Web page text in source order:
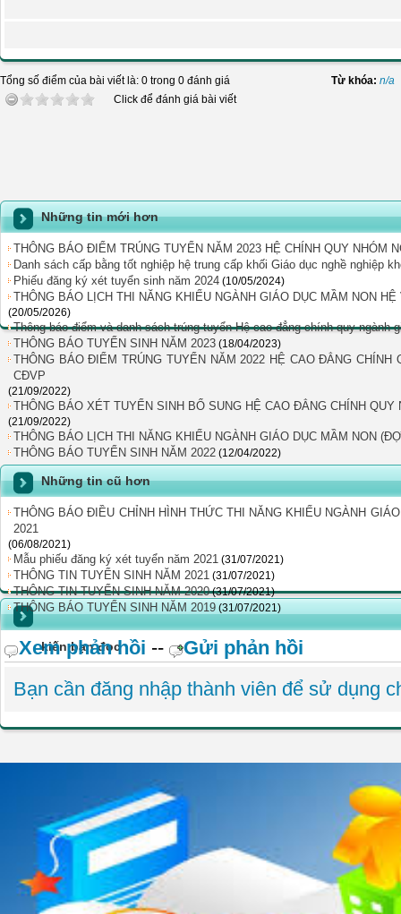
Tổng số điểm của bài viết là: 0 trong 0 đánh giá
Click để đánh giá bài viết
Từ khóa: n/a
Những tin mới hơn
THÔNG BÁO ĐIỂM TRÚNG TUYỂN NĂM 2023 HỆ CHÍNH QUY NHÓM
Danh sách cấp bằng tốt nghiệp hệ trung cấp khối Giáo dục nghề nghiệp
Phiếu đăng ký xét tuyển sinh năm 2024 (10/05/2024)
THÔNG BÁO LỊCH THI NĂNG KHIẾU NGÀNH GIÁO DỤC MẦM NON
(20/05/2026)
Thông báo điểm và danh sách trúng tuyển Hệ cao đẳng chính quy ngành
THÔNG BÁO TUYỂN SINH NĂM 2023 (18/04/2023)
THÔNG BÁO ĐIỂM TRÚNG TUYỂN NĂM 2022 HỆ CAO ĐẲNG CHÍNH
CĐVP
(21/09/2022)
THÔNG BÁO XÉT TUYỂN SINH BỔ SUNG HỆ CAO ĐẲNG CHÍNH QUY
(21/09/2022)
THÔNG BÁO LỊCH THI NĂNG KHIẾU NGÀNH GIÁO DỤC MẦM NON
THÔNG BÁO TUYỂN SINH NĂM 2022 (12/04/2022)
Những tin cũ hơn
THÔNG BÁO ĐIỀU CHỈNH HÌNH THỨC THI NĂNG KHIẾU NGÀNH
2021
(06/08/2021)
Mẫu phiếu đăng ký xét tuyển năm 2021 (31/07/2021)
THÔNG TIN TUYỂN SINH NĂM 2021 (31/07/2021)
THÔNG TIN TUYỂN SINH NĂM 2020 (31/07/2021)
THÔNG BÁO TUYỂN SINH NĂM 2019 (31/07/2021)
kiến bạn đọc
Xem phản hồi --
Gửi phản hồi
Bạn cần đăng nhập thành viên để sử dụng